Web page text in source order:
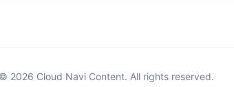
© 2026 Cloud Navi Content. All rights reserved.